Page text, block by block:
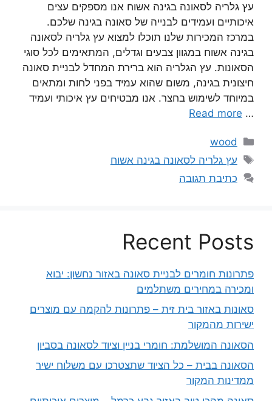
עץ גלריה לסאונה בגינה אשוח אנו מספקים עצים
איכותיים ועמידים לבנייה של סאונה בגינה שלכם.
במרכז המכירות שלנו תוכלו למצוא עץ גלריה לסאונה
בגינה אשוח במגוון צבעים וגדלים, המתאימים לכל סוגי
הסאונות. עץ הגלריה הוא ברירת המחדל לבניית סאונה
חיצונית בגינה, משום שהוא עמיד בפני לחות ומתאים
במיוחד לשימוש בחצר. אנו מבטיחים עץ איכותי ועמיד
…
Read more
קטגוריות
wood
תגיות
עץ גלריה לסאונה בגינה אשוח
כתיבת תגובה
Recent Posts
פתרונות חומרים לבניית סאונה באזור נחשון: יבוא
ומכירה במחירים משתלמים
סאונות באזור בית זית – פתרונות להקמה עם מוצרים
ישירות מהמקור
הסאונה המושלמת: חומרי בניין וציוד לסאונה בסביון
הסאונה בבית – כל הציוד שתצטרכו עם משלוח ישיר
ממדינות המקור